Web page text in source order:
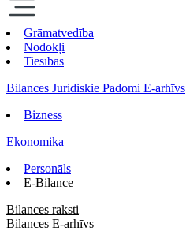
Grāmatvedība
Nodokļi
Tiesības
Bilances Juridiskie Padomi E-arhīvs
Bizness
Ekonomika
Personāls
E-Bilance
Bilances raksti
Bilances E-arhīvs